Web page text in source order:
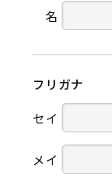
名
フリガナ
セイ
メイ